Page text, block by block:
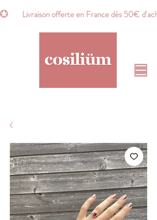
💮       Livraison offerte en France dès 50€